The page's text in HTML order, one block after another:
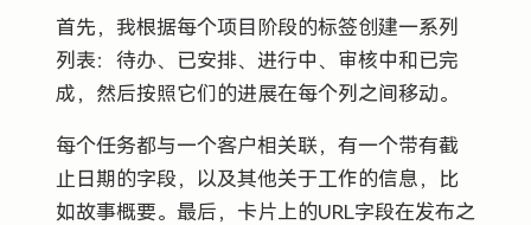
首先，我根据每个项目阶段的标签创建一系列
列表：待办、已安排、进行中、审核中和已完
成，然后按照它们的进展在每个列之间移动。
每个任务都与一个客户相关联，有一个带有截
止日期的字段，以及其他关于工作的信息，比
如故事概要。最后，卡片上的URL字段在发布之